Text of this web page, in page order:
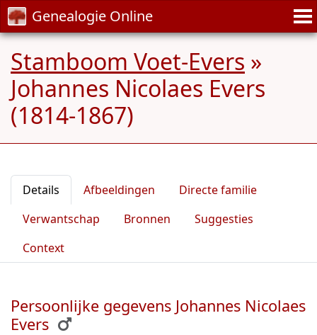
Genealogie Online
Stamboom Voet-Evers »
Johannes Nicolaes Evers
(1814-1867)
Details Afbeeldingen
Directe familie
Verwantschap
Bronnen
Suggesties
Context
Persoonlijke gegevens Johannes Nicolaes
Evers